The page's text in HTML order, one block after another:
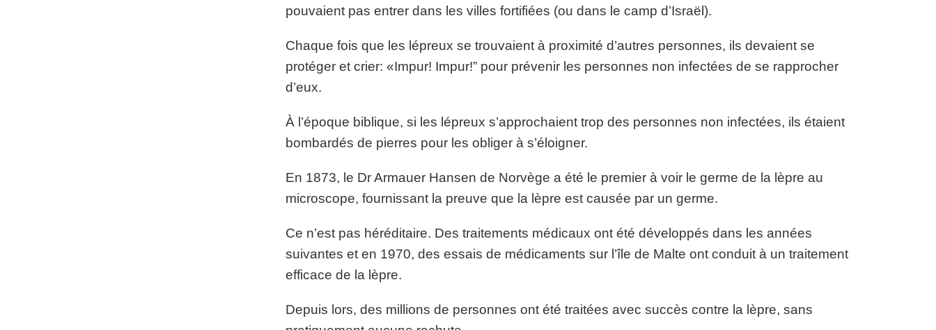
pouvaient pas entrer dans les villes fortifiées (ou dans le camp d’Israël).
Chaque fois que les lépreux se trouvaient à proximité d’autres personnes, ils devaient se
protéger et crier: «Impur! Impur!” pour prévenir les personnes non infectées de se rapprocher
d’eux.
À l’époque biblique, si les lépreux s’approchaient trop des personnes non infectées, ils étaient
bombardés de pierres pour les obliger à s’éloigner.
En 1873, le Dr Armauer Hansen de Norvège a été le premier à voir le germe de la lèpre au
microscope, fournissant la preuve que la lèpre est causée par un germe.
Ce n’est pas héréditaire. Des traitements médicaux ont été développés dans les années
suivantes et en 1970, des essais de médicaments sur l’île de Malte ont conduit à un traitement
efficace de la lèpre.
Depuis lors, des millions de personnes ont été traitées avec succès contre la lèpre, sans